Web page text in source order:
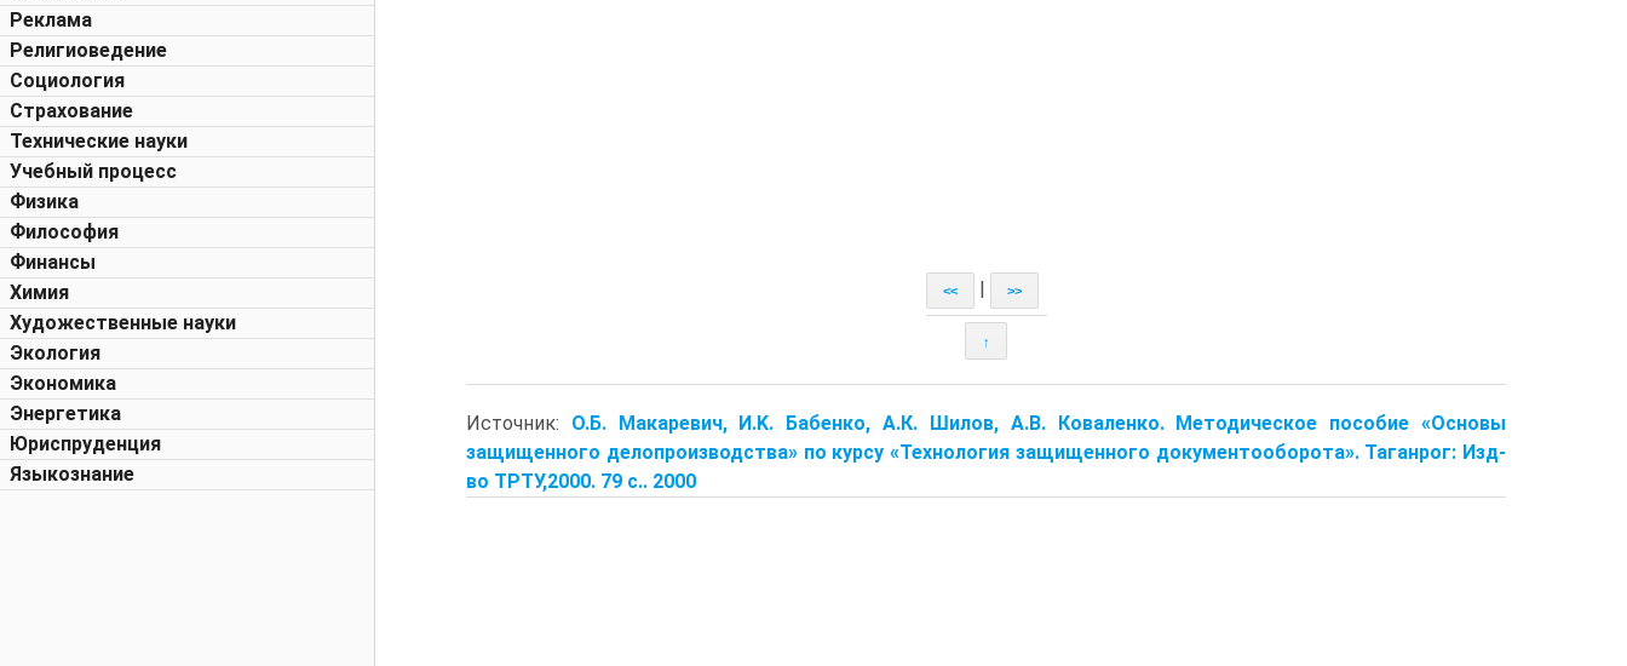
Реклама
Религиоведение
Социология
Страхование
Технические науки
Учебный процесс
Физика
Философия
Финансы
Химия
Художественные науки
Экология
Экономика
Энергетика
Юриспруденция
Языкознание
<< >>
↑
Источник: О.Б. Макаревич, И.K. Бабенко, А.К. Шилов, А.В. Коваленко. Методическое пособие «Основы
защищенного делопроизводства» по курсу «Технология защищенного документооборота». Таганрог: Изд-
во ТРТУ,2000. 79 с.. 2000